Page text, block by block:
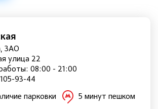
ЗАО
улица 22
08:00 - 21:00
93-44
парковки 5 минут пешком